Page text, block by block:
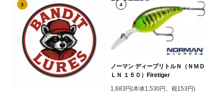
3 4
ノーマン ディープリトルＮ（ＮＭＤ
ＬＮ １５０）Firetiger
1,683円(本体1,530円、税153円)